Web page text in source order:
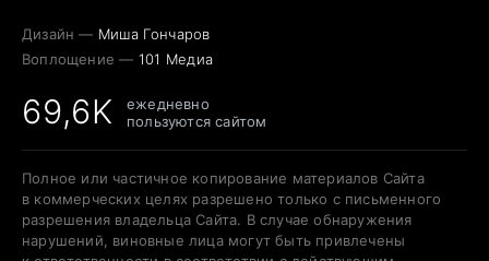
Дизайн — Миша Гончаров
Воплощение — 101 Медиа
69,6K
ежедневно
пользуются сайтом
Полное или частичное копирование материалов Сайта
в коммерческих целях разрешено только с письменного
разрешения владельца Сайта. В случае обнаружения
нарушений, виновные лица могут быть привлечены